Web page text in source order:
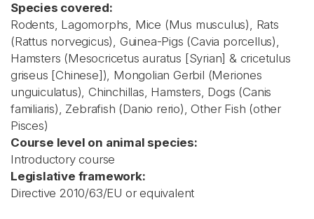
Species covered:
Rodents, Lagomorphs, Mice (Mus musculus), Rats
(Rattus norvegicus), Guinea-Pigs (Cavia porcellus),
Hamsters (Mesocricetus auratus [Syrian] & cricetulus
griseus [Chinese]), Mongolian Gerbil (Meriones
unguiculatus), Chinchillas, Hamsters, Dogs (Canis
familiaris), Zebrafish (Danio rerio), Other Fish (other
Pisces)
Course level on animal species:
Introductory course
Legislative framework:
Directive 2010/63/EU or equivalent